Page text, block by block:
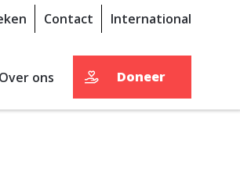
Contact International
Over ons Doneer